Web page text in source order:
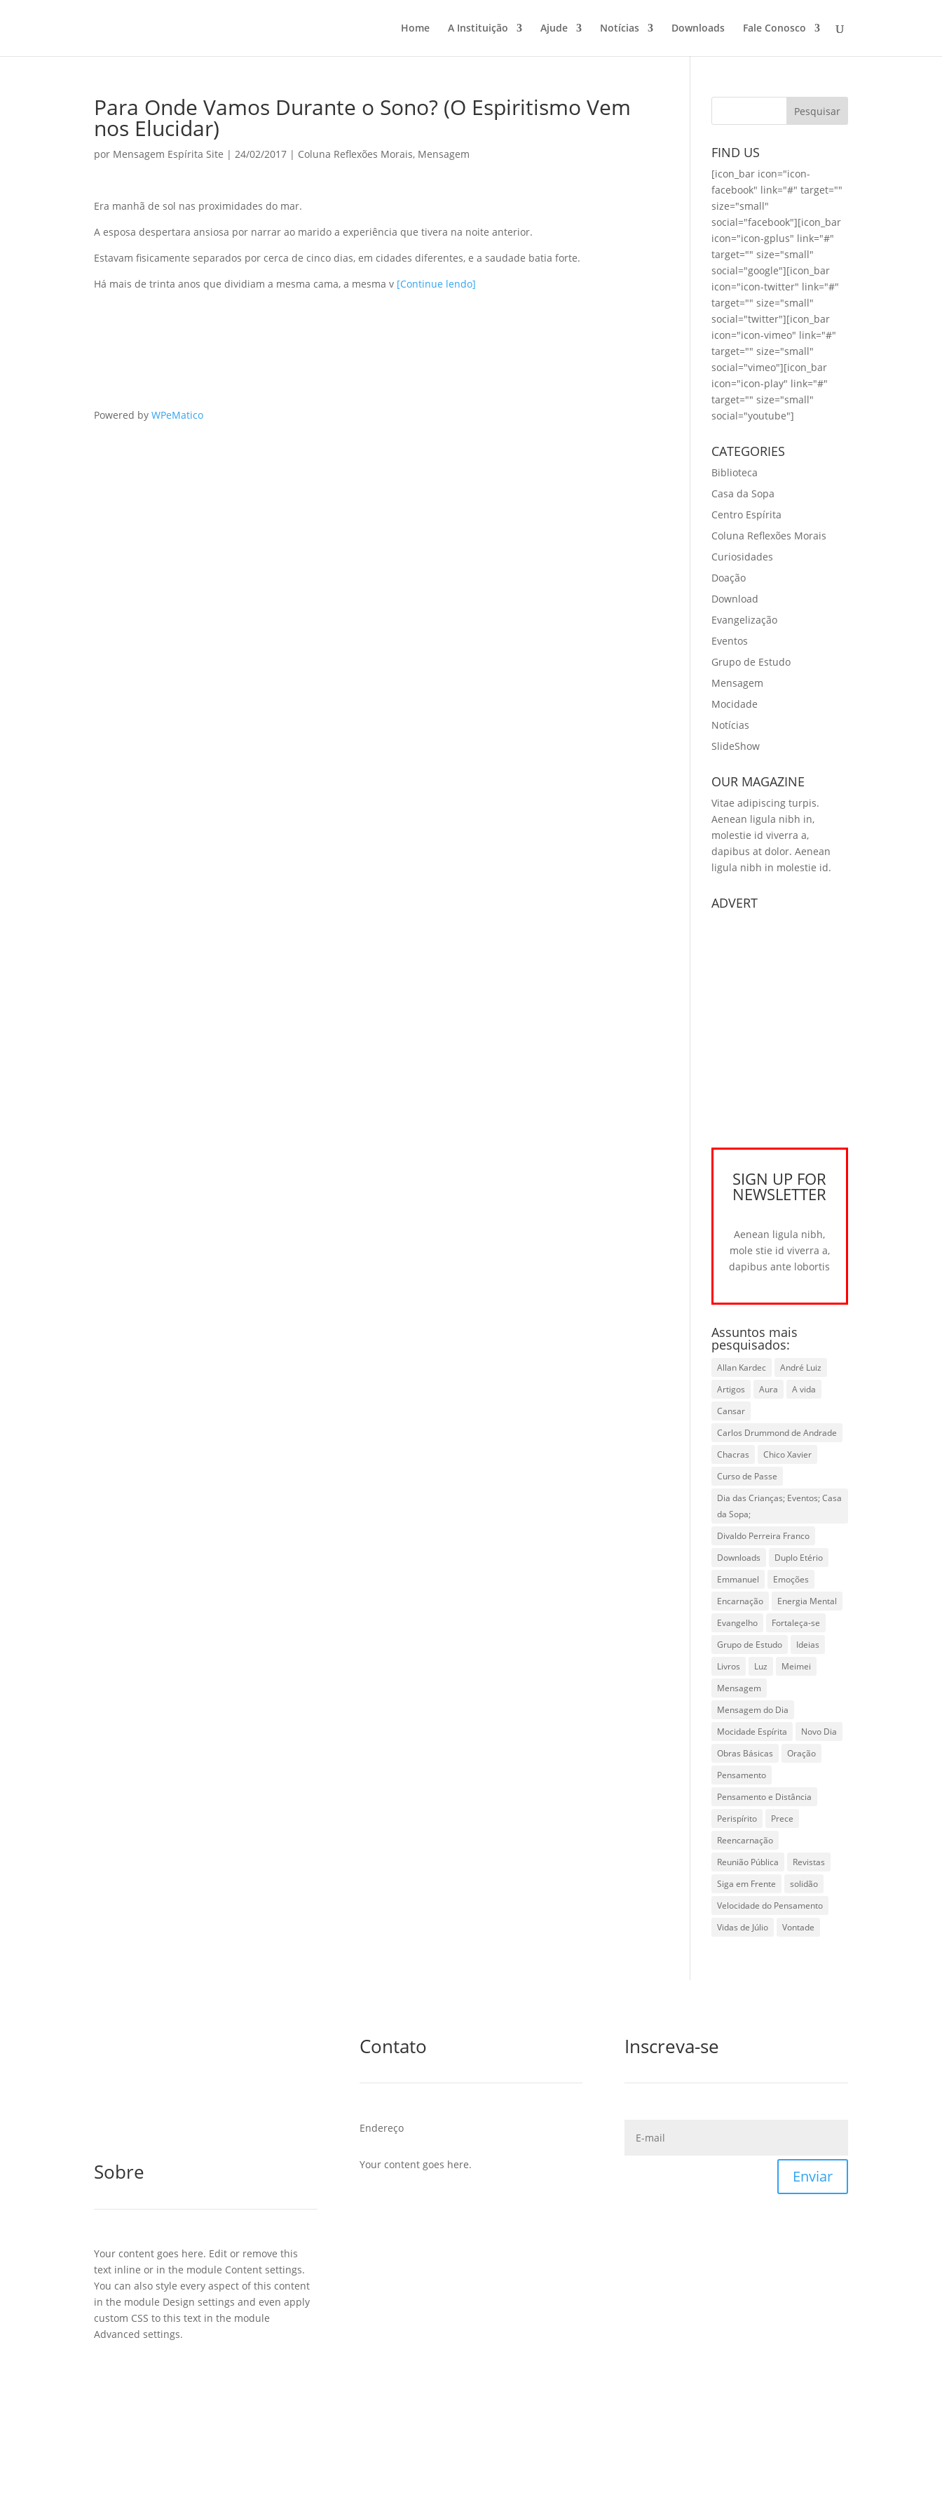
Home A Instituição Ajude Notícias Downloads Fale Conosco
Para Onde Vamos Durante o Sono? (O Espiritismo Vem
nos Elucidar)
por Mensagem Espírita Site |24/02/2017 | Coluna Reflexões Morais, Mensagem
Era manhã de sol nas proximidades do mar.
A esposa despertara ansiosa por narrar ao marido a experiência que tivera na noite anterior.
Estavam fisicamente separados por cerca de cinco dias, em cidades diferentes, e a saudade batia forte.
Há mais de trinta anos que dividiam a mesma cama, a mesma v [Continue lendo]
Powered byWPeMatico
FIND US
[icon_bar icon="icon-
facebook" link="#" target=""
size="small"
social="facebook"][icon_bar
icon="icon-gplus" link="#"
target="" size="small"
social="google"][icon_bar
icon="icon-twitter" link="#"
target="" size="small"
social="twitter"][icon_bar
icon="icon-vimeo" link="#"
target="" size="small"
social="vimeo"][icon_bar
icon="icon-play" link="#"
target="" size="small"
social="youtube"]
CATEGORIES
Biblioteca
Casa da Sopa
Centro Espírita
Coluna Reflexões Morais
Curiosidades
Doação
Download
Evangelização
Eventos
Grupo de Estudo
Mensagem
Mocidade
Notícias
SlideShow
OUR MAGAZINE
Vitae adipiscing turpis.
Aenean ligula nibh in,
molestie id viverra a,
dapibus at dolor. Aenean
ligula nibh in molestie id.
ADVERT
SIGN UP FOR
NEWSLETTER
Aenean ligula nibh,
mole stie id viverra a,
dapibus ante lobortis
Assuntos mais
pesquisados:
Allan Kardec
André Luiz
Artigos
Aura
A vida
Cansar
Carlos Drummond de Andrade
Chacras
Chico Xavier
Curso de Passe
Dia das Crianças; Eventos; Casa
da Sopa;
Divaldo Perreira Franco
Downloads
Duplo Etério
Emmanuel
Emoções
Encarnação
Energia Mental
Evangelho
Fortaleça-se
Grupo de Estudo
Ideias
Livros
Luz
Meimei
Mensagem
Mensagem do Dia
Mocidade Espírita
Novo Dia
Obras Básicas
Oração
Pensamento
Pensamento e Distância
Perispírito
Prece
Reencarnação
Reunião Pública
Revistas
Siga em Frente
solidão
Velocidade do Pensamento
Vidas de Júlio
Vontade
Sobre
Your content goes here. Edit or remove this
text inline or in the module Content settings.
You can also style every aspect of this content
in the module Design settings and even apply
custom CSS to this text in the module
Advanced settings.
Contato
Endereço
Your content goes here.
Inscreva-se
Enviar